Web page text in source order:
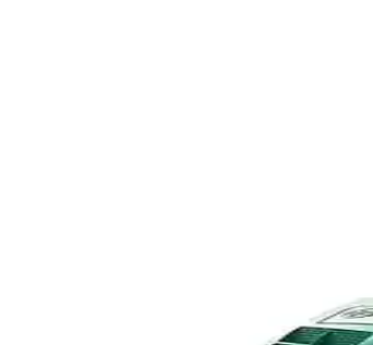
Yüksek performanslı 1010 W motor ve hafif
Mobilreyon'un dayanıklı kürek ve maşa seti,
Sturdy Magic Saw X-Torq 1800 Li-On
Sturdy Magic Saw X-Torq 1800 Li-On, hafif ve
Assur 25CC Mini Benzinli Testere:
Assur 25CC mini benzınli testere, hafif ve